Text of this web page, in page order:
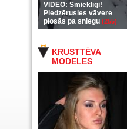
VIDEO: Smieklīgi!
Piedzērusies vāvere
plosās pa sniegu (255)
KRUSTTĒVA
MODELES